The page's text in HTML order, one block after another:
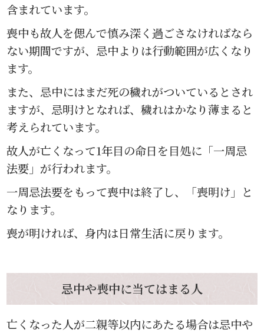
含まれています。
喪中も故人を偲んで慎み深く過ごさなければなら
ない期間ですが、忌中よりは行動範囲が広くなり
ます。
また、忌中にはまだ死の穢れがついているとされ
ますが、忌明けとなれば、穢れはかなり薄まると
考えられています。
故人が亡くなって1年目の命日を目処に「一周忌
法要」が行われます。
一周忌法要をもって喪中は終了し、「喪明け」と
なります。
喪が明ければ、身内は日常生活に戻ります。
忌中や喪中に当てはまる人
亡くなった人が二親等以内にあたる場合は忌中や